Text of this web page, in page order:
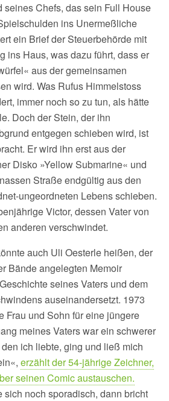
seines Chefs, das sein Full House
ins Unermeßliche
ein Brief der Steuerbehörde mit
ins Haus, was dazu führt, dass er
aus der gemeinsamen
wird. Was Rufus Himmelstoss
immer noch so zu tun, als hätte
Doch der Stein, der ihn
entgegen schieben wird, ist
Er wird ihn erst aus der
Disko »Yellow Submarine« und
Straße endgültig aus den
ungeordneten Lebens schieben.
Victor, dessen Vater von
anderen verschwindet.
auch Uli Oesterle heißen, der
Bände angelegten Memoir
seines Vaters und dem
auseinandersetzt. 1973
Frau und Sohn für eine jüngere
meines Vaters war ein schwerer
ich liebte, ging und ließ mich
erzählt der 54-jährige Zeichner,
seinen Comic austauschen.
sich noch sporadisch, dann bricht